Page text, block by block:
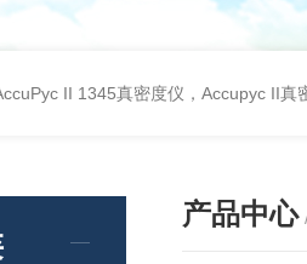
II 1345真密度仪，Accupyc II真
产品中心